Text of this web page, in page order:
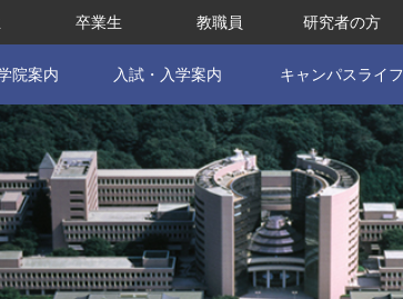
卒業生 教職員 研究者の方
院案内 入試・入学案内 キャンパスライフ